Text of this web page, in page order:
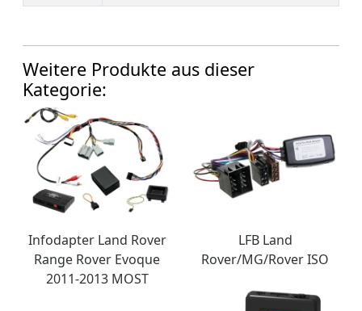
Weitere Produkte aus dieser
Kategorie:
Infodapter Land Rover
Range Rover Evoque
2011-2013 MOST
LFB Land
Rover/MG/Rover ISO